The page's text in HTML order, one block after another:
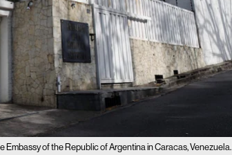
Embassy of the Republic of Argentina in Caracas, Venezuela.